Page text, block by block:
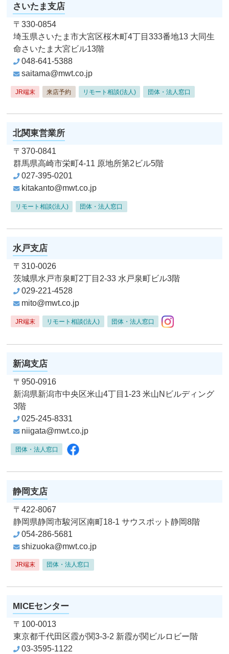
さいたま支店
〒330-0854
埼玉県さいたま市大宮区桜木町4丁目333番地13大同生
命さいたま大宮ビル13階
048-641-5388
saitama@mwt.co.jp
JR端末 来店予約 リモート相談(法人) 団体・法人窓口
北関東営業所
〒370-0841
群馬県高崎市栄町4-11 原地所第2ビル5階
027-395-0201
kitakanto@mwt.co.jp
リモート相談(法人) 団体・法人窓口
水戸支店
〒310-0026
茨城県水戸市泉町2丁目2-33水戸泉町ビル3階
029-221-4528
mito@mwt.co.jp
JR端末 リモート相談(法人) 団体・法人窓口
新潟支店
〒950-0916
新潟県新潟市中央区米山4丁目1-23米山Nビルディング
3階
025-245-8331
niigata@mwt.co.jp
団体・法人窓口
静岡支店
〒422-8067
静岡県静岡市駿河区南町18-1 サウスポット静岡8階
054-286-5681
shizuoka@mwt.co.jp
JR端末 団体・法人窓口
MICEセンター
〒100-0013
東京都千代田区霞が関3-3-2 新霞が関ビルロビー階
03-3595-1122